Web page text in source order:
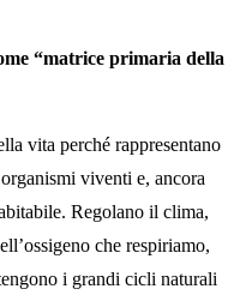
“matrice primaria della
vita perché rappresentano
viventi e, ancora
Regolano il clima,
che respiriamo,
i grandi cicli naturali